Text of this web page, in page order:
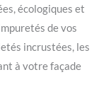
écologiques et
de vos
incrustées, les
à votre façade